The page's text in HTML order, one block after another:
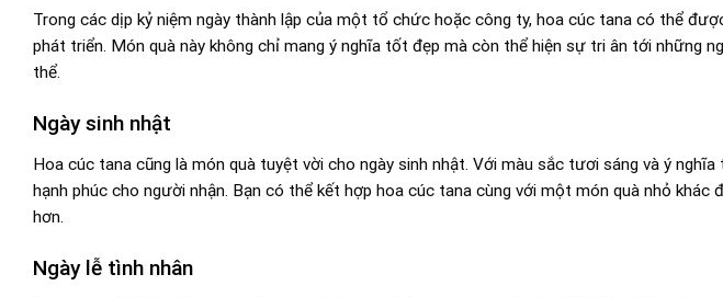
Trong các dịp kỷ niệm ngày thành lập của một tổ chức hoặc công ty, hoa cúc tana có thể
phát triển. Món quà này không chỉ mang ý nghĩa tốt đẹp mà còn thể hiện sự tri ân tới những
thể.
Ngày sinh nhật
Hoa cúc tana cũng là món quà tuyệt vời cho ngày sinh nhật. Với màu sắc tươi sáng và ý
hạnh phúc cho người nhận. Bạn có thể kết hợp hoa cúc tana cùng với một món quà nhỏ
hơn.
Ngày lễ tình nhân